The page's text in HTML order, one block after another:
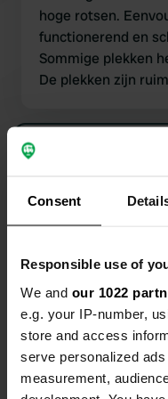
Consent
Responsible use of
We and our 1022
e.g. your IP-number,
store and access
serve personalized
measurement,
hoge rotsen.
functionerend en
Sommige plekken
De plekken zijn
Brood te bestellen
niet geschikt voor
Strandstoelen met
Contact
Locatie